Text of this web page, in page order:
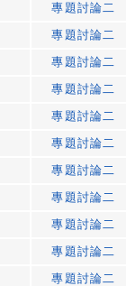
專題討論二
專題討論二
專題討論二
專題討論二
專題討論二
專題討論二
專題討論二
專題討論二
專題討論二
專題討論二
專題討論二